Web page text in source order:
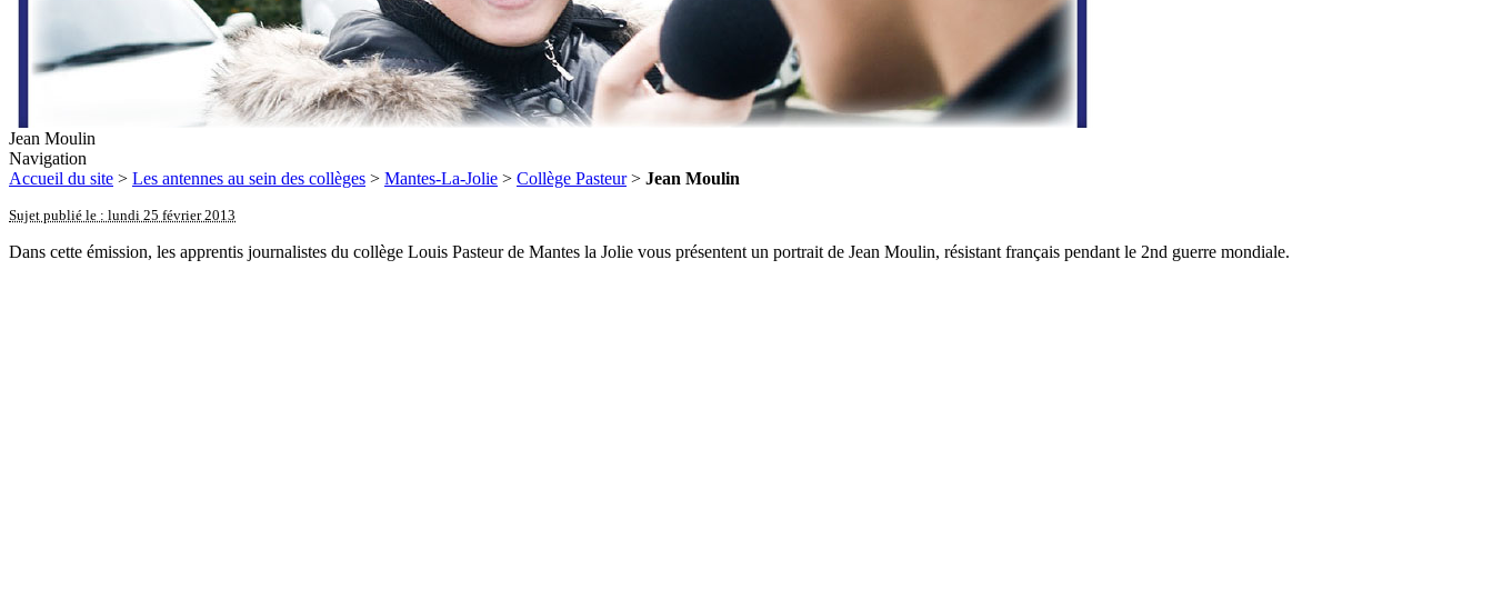
Jean Moulin
Navigation
Accueil du site > Les antennes au sein des collèges > Mantes-La-Jolie > Collège Pasteur> Jean Moulin
Sujet publié le : lundi 25 février 2013
Dans cette émission, les apprentis journalistes du collège Louis Pasteur de Mantes la Jolie vous présentent un portrait de Jean Moulin, résistant français pendant le 2nd guerre mondiale.